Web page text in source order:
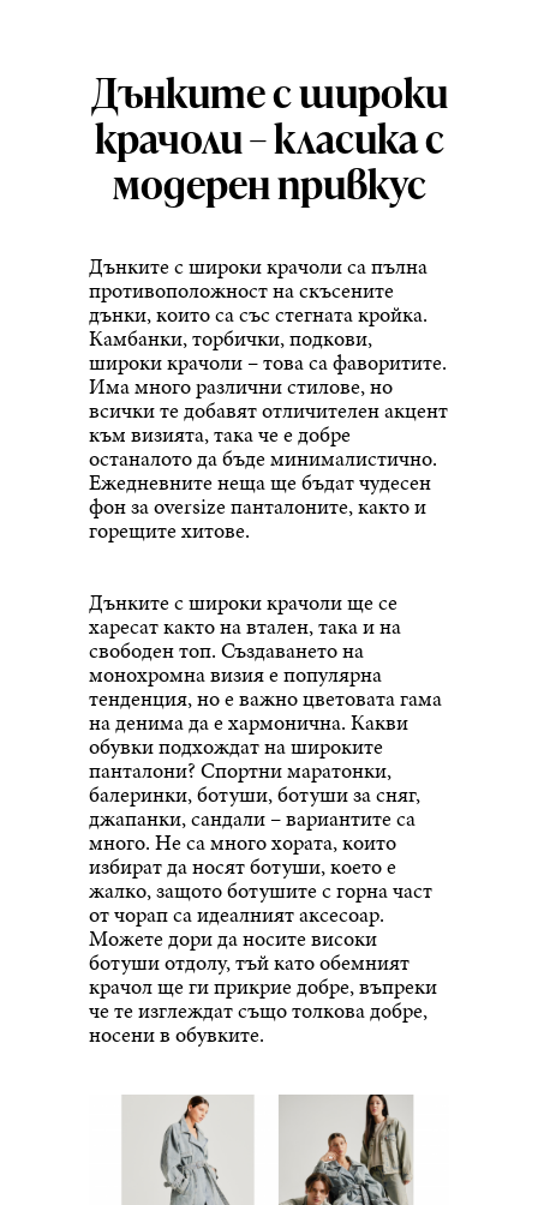
Дънките с широки
крачоли – класика с
модерен привкус
Дънките с широки крачоли са пълна
противоположност на скъсените
дънки, които са със стегната кройка.
Камбанки, торбички, подкови,
широки крачоли – това са фаворитите.
Има много различни стилове, но
всички те добавят отличителен акцент
към визията, така че е добре
останалото да бъде минималистично.
Ежедневните неща ще бъдат чудесен
фон за oversize панталоните, както и
горещите хитове.
Дънките с широки крачоли ще се
харесат както на втален, така и на
свободен топ. Създаването на
монохромна визия е популярна
тенденция, но е важно цветовата гама
на денима да е хармонична. Какви
обувки подхождат на широките
панталони? Спортни маратонки,
балеринки, ботуши, ботуши за сняг,
джапанки, сандали – вариантите са
много. Не са много хората, които
избират да носят ботуши, което е
жалко, защото ботушите с горна част
от чорап са идеалният аксесоар.
Можете дори да носите високи
ботуши отдолу, тъй като обемният
крачол ще ги прикрие добре, въпреки
че те изглеждат също толкова добре,
носени в обувките.